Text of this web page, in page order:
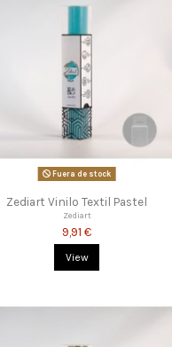
Fuera de stock
Zediart Vinilo Textil Pastel
Zediart
9,91 €
View